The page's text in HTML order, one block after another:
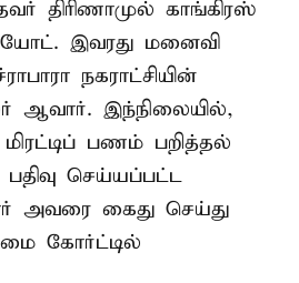
திரிணாமுல் காங்கிரஸ்
இவரது மனைவி
நகராட்சியின்
ஆவார். இந்நிலையில்,
பணம் பறித்தல்
செய்யப்பட்ட
அவரை கைது செய்து
கோர்ட்டில்